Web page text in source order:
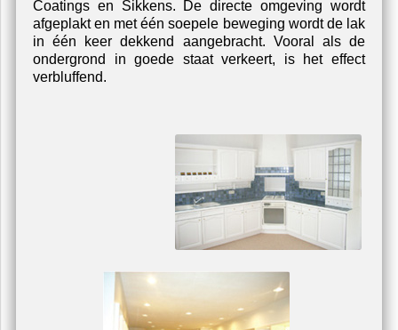
tot 40% goedkoper
Spuiten op hout?
ontwikkelden i.s.m. de laboratoria van Sigma
Coatings en Sikkens. De directe omgeving wordt
afgeplakt en met één soepele beweging wordt de lak
in één keer dekkend aangebracht. Vooral als de
ondergrond in goede staat verkeert, is het effect